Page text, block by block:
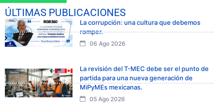
ÚLTIMAS PUBLICACIONES
La corrupción: una cultura que debemos
romper.
06 Ago 2026
La revisión del T-MEC debe ser el punto de
partida para una nueva generación de
MiPyMEs mexicanas.
05 Ago 2026